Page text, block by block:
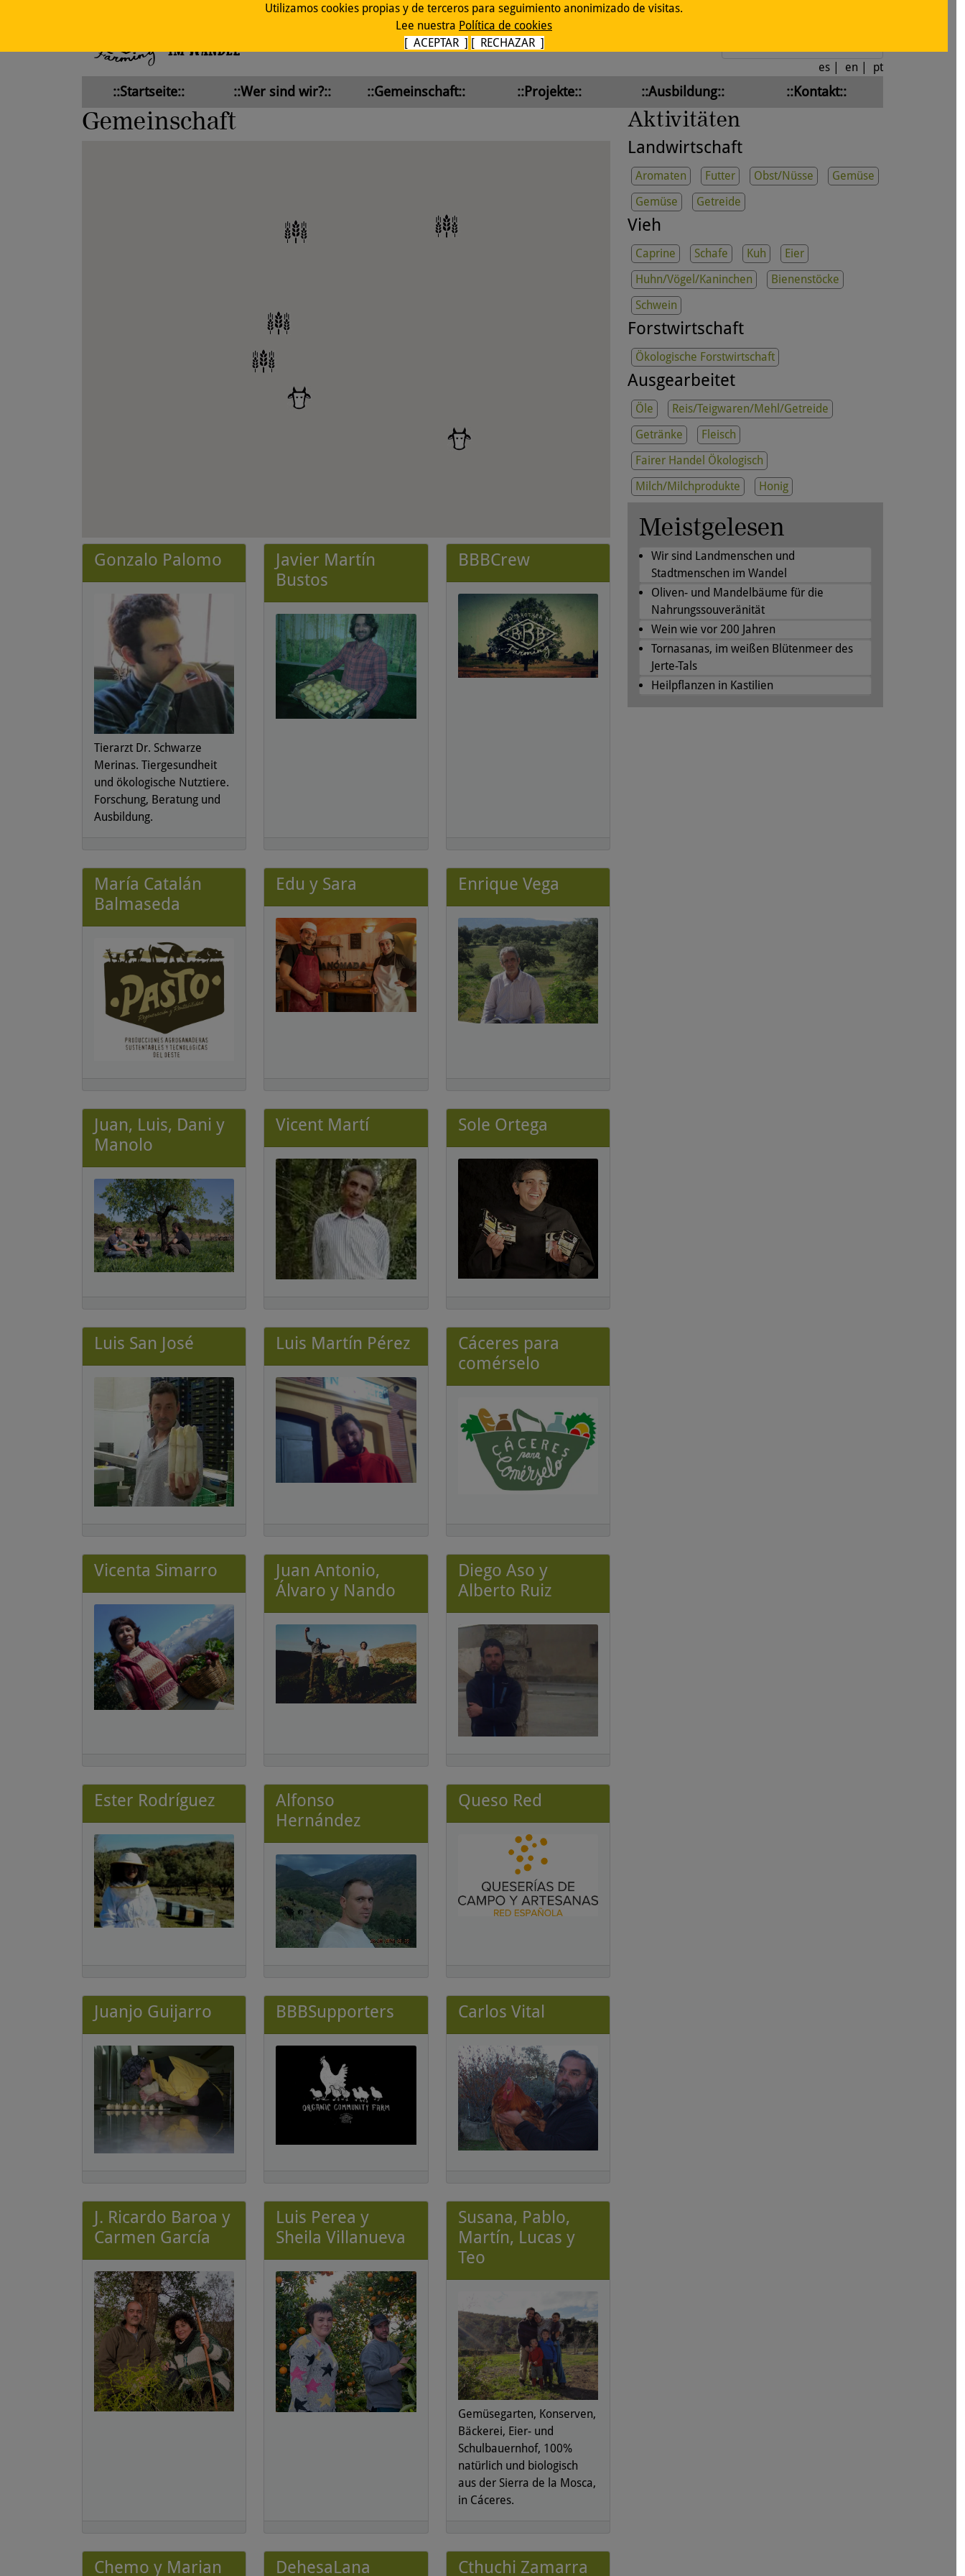
Utilizamos cookies propias y de terceros para seguimiento anonimizado de visitas.
Lee nuestra Política de cookies
[ ACEPTAR ] [ RECHAZAR ]
es en pt
::Startseite:: ::Wer sind wir?:: ::Gemeinschaft:: ::Projekte:: ::Ausbildung:: ::Kontakt::
Gemeinschaft
Gonzalo Palomo
Tierarzt Dr. Schwarze
Merinas. Tiergesundheit
und ökologische Nutztiere.
Forschung, Beratung und
Ausbildung.
Javier Martín
Bustos
BBBCrew
María Catalán
Balmaseda
Edu y Sara Enrique Vega
Juan, Luis, Dani y
Manolo
Vicent Martí Sole Ortega
Luis San José Luis Martín Pérez
Cáceres para
comérselo
Vicenta Simarro
Juan Antonio,
Álvaro y Nando
Diego Aso y
Alberto Ruiz
Ester Rodríguez
Alfonso
Hernández
Queso Red
Juanjo Guijarro BBBSupporters Carlos Vital
J. Ricardo Baroa y
Carmen García
Luis Perea y
Sheila Villanueva
Susana, Pablo,
Martín, Lucas y
Teo
Gemüsegarten, Konserven,
Bäckerei, Eier- und
Schulbauernhof, 100%
natürlich und biologisch
aus der Sierra de la Mosca,
in Cáceres.
Chemo y Marian DehesaLana Cthuchi Zamarra
Aktivitäten
Landwirtschaft
Aromaten Futter Obst/Nüsse
Gemüse
Gemüse
Getreide
Vieh
Caprine Schafe Kuh
Eier
Huhn/Vögel/Kaninchen
Bienenstöcke
Schwein
Forstwirtschaft
Ökologische Forstwirtschaft
Ausgearbeitet
Öle
Reis/Teigwaren/Mehl/Getreide
Getränke
Fleisch
Fairer Handel Ökologisch
Milch/Milchprodukte
Honig
Meistgelesen
Wir sind Landmenschen und
Stadtmenschen im Wandel
Oliven- und Mandelbäume für die
Nahrungssouveränität
Wein wie vor 200 Jahren
Tornasanas, im weißen Blütenmeer des
Jerte-Tals
Heilpflanzen in Kastilien